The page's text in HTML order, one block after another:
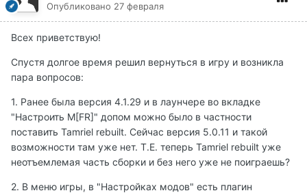
Опубликовано 27 февраля
Всех приветствую!
Спустя долгое время решил вернуться в игру и возникла
пара вопросов:
1. Ранее была версия 4.1.29 и в лаунчере во вкладке
"Настроить M[FR]" допом можно было в частности
поставить Tamriel rebuilt. Сейчас версия 5.0.11 и такой
возможности там уже нет. Т.Е. теперь Tamriel rebuilt уже
неотъемлемая часть сборки и без него уже не поиграешь?
2. В меню игры, в "Настройках модов" есть плагин